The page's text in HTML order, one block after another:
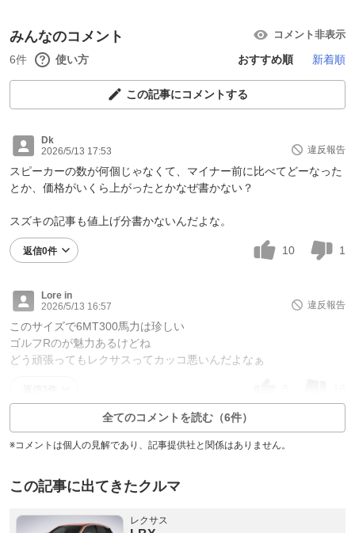
みんなのコメント コメント非表示
6件 使い方 おすすめ順 新着順
この記事にコメントする
Dk
2026/5/13 17:53
違反報告
スピーカーの数が何個じゃなくて、マイナー前に比べてどーなった
とか、価格がいくら上がったとかなぜ書かない？
スズキの記事も値上げ分書かないんだよな。
返信0件 10 1
Lore in
2026/5/13 16:57
違反報告
このサイズで6MT300馬力は珍しい
ゴルフRのが魅力あるけどね
どう頑張ってもレクサスってカッコ悪いんだよなぁ
全てのコメントを読む（6件）
※コメントは個人の見解であり、記事提供社と関係はありません。
この記事に出てきたクルマ
レクサス